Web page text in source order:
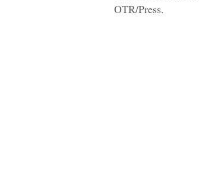
OTR/Press.